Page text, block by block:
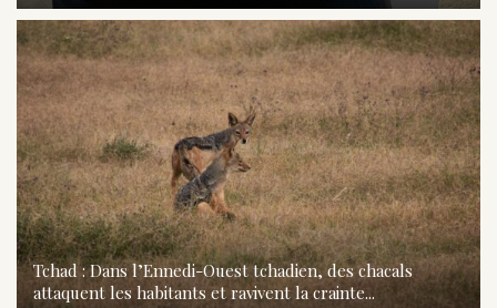
Tchad : Dans l’Ennedi-Ouest tchadien, des chacals
attaquent les habitants et ravivent la crainte...